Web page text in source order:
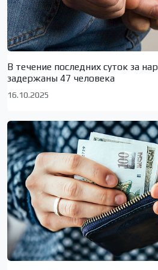
В течение последних суток за
задержаны 47 человека
16.10.2025